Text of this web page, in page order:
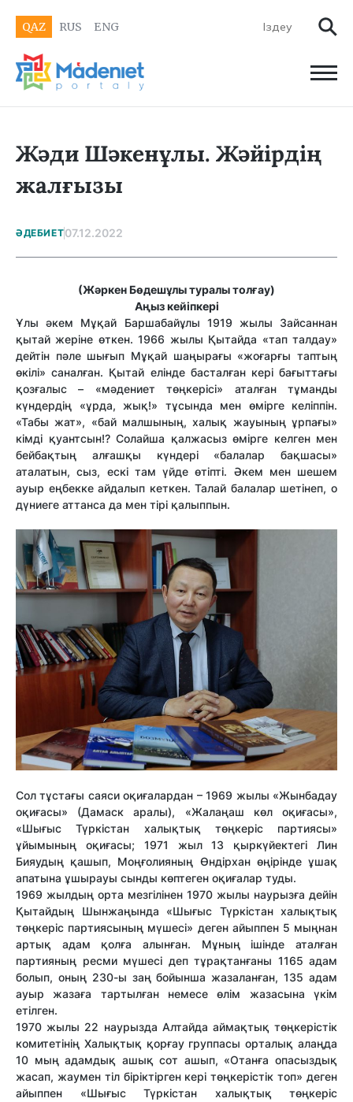
QAZ RUS ENG
Жәди Шәкенұлы. Жәйірдің
жалғызы
ӘДЕБИЕТ07.12.2022
(Жәркен Бөдешұлы туралы толғау)
Аңыз кейіпкері
Ұлы әкем Мұқай Баршабайұлы 1919 жылы Зайсаннан
қытай жеріне өткен. 1966 жылы Қытайда «тап талдау»
дейтін пәле шығып Мұқай шаңырағы «жоғарғы таптың
өкілі» саналған. Қытай елінде басталған кері бағыттағы
қозғалыс – «мәдениет төңкерісі» аталған тұманды
күндердің «ұрда, жық!» тұсында мен өмірге келіппін.
«Табы жат», «бай малшының, халық жауының ұрпағы»
кімді қуантсын!? Солайша қалжасыз өмірге келген мен
бейбақтың алғашқы күндері «балалар бақшасы»
аталатын, сыз, ескі там үйде өтіпті. Әкем мен шешем
ауыр еңбекке айдалып кеткен. Талай балалар шетінеп, о
дүниеге аттанса да мен тірі қалыппын.
Сол тұстағы саяси оқиғалардан – 1969 жылы «Жынбадау
оқиғасы» (Дамаск аралы), «Жалаңаш көл оқиғасы»,
«Шығыс Түркістан халықтық төңкеріс партиясы»
ұйымының оқиғасы; 1971 жыл 13 қыркүйектегі Лин
Бияудың қашып, Моңғолияның Өндірхан өңірінде ұшақ
апатына ұшырауы сынды көптеген оқиғалар туды.
1969 жылдың орта мезгілінен 1970 жылы наурызға дейін
Қытайдың Шынжаңында «Шығыс Түркістан халықтық
төңкеріс партиясының мүшесі» деген айыппен 5 мыңнан
артық адам қолға алынған. Мұның ішінде аталған
партияның ресми мүшесі деп тұрақтанғаны 1165 адам
болып, оның 230-ы заң бойынша жазаланған, 135 адам
ауыр жазаға тартылған немесе өлім жазасына үкім
етілген.
1970 жылы 22 наурызда Алтайда аймақтық төңкерістік
комитетінің Халықтық қорғау группасы орталық алаңда
10 мың адамдық ашық сот ашып, «Отанға опасыздық
жасап, жаумен тіл біріктірген кері төңкерістік топ» деген
айыппен «Шығыс Түркістан халықтық төңкеріс